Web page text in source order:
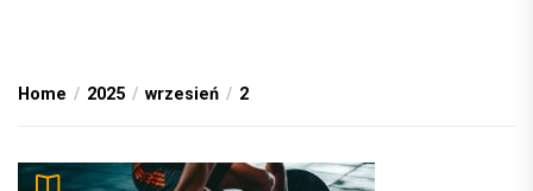
Home 2025 wrzesień 2